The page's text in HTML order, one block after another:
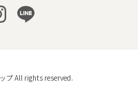
プ All rights reserved.